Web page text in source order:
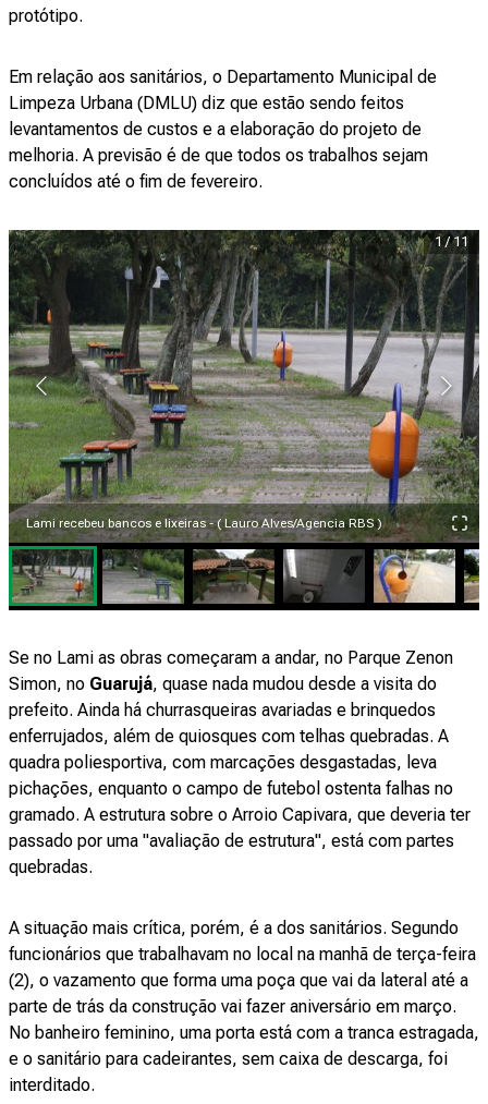
protótipo.
Em relação aos sanitários, o Departamento Municipal de
Limpeza Urbana (DMLU) diz que estão sendo feitos
levantamentos de custos e a elaboração do projeto de
melhoria. A previsão é de que todos os trabalhos sejam
concluídos até o fim de fevereiro.
Lami recebeu bancos e lixeiras - ( Lauro Alves/Agencia RBS )
1/11
Se no Lami as obras começaram a andar, no Parque Zenon
Simon, no Guarujá, quase nada mudou desde a visita do
prefeito. Ainda há churrasqueiras avariadas e brinquedos
enferrujados, além de quiosques com telhas quebradas. A
quadra poliesportiva, com marcações desgastadas, leva
pichações, enquanto o campo de futebol ostenta falhas no
gramado. A estrutura sobre o Arroio Capivara, que deveria ter
passado por uma "avaliação de estrutura", está com partes
quebradas.
A situação mais crítica, porém, é a dos sanitários. Segundo
funcionários que trabalhavam no local na manhã de terça-feira
(2), o vazamento que forma uma poça que vai da lateral até a
parte de trás da construção vai fazer aniversário em março.
No banheiro feminino, uma porta está com a tranca estragada,
e o sanitário para cadeirantes, sem caixa de descarga, foi
interditado.